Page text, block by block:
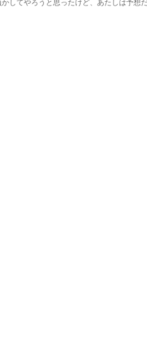
してやろうと思ったけど、あたしは予想